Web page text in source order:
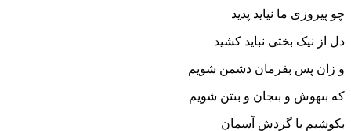
چو پیروزى ما نیاید پدید
دل از نیک بختى نباید کشید
و زان پس بفرمان دشمن شویم
که بى‏هوش و بى‏جان و بى‏تن شویم‏
بکوشیم با گردش آسمان